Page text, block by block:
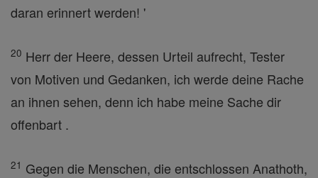
daran erinnert werden! '
20 Herr der Heere, dessen Urteil aufrecht, Tester
von Motiven und Gedanken, ich werde deine Rache
an ihnen sehen, denn ich habe meine Sache dir
offenbart .
21 Gegen die Menschen, die entschlossen Anathoth,